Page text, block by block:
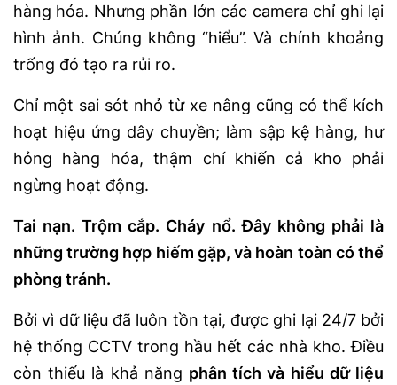
hàng hóa. Nhưng phần lớn các camera chỉ ghi lại
hình ảnh. Chúng không “hiểu”. Và chính khoảng
trống đó tạo ra rủi ro.
Chỉ một sai sót nhỏ từ xe nâng cũng có thể kích
hoạt hiệu ứng dây chuyền; làm sập kệ hàng, hư
hỏng hàng hóa, thậm chí khiến cả kho phải
ngừng hoạt động.
Tai nạn. Trộm cắp. Cháy nổ. Đây không phải là
những trường hợp hiếm gặp, và hoàn toàn có thể
phòng tránh.
Bởi vì dữ liệu đã luôn tồn tại, được ghi lại 24/7 bởi
hệ thống CCTV trong hầu hết các nhà kho. Điều
còn thiếu là khả năng phân tích và hiểu dữ liệu